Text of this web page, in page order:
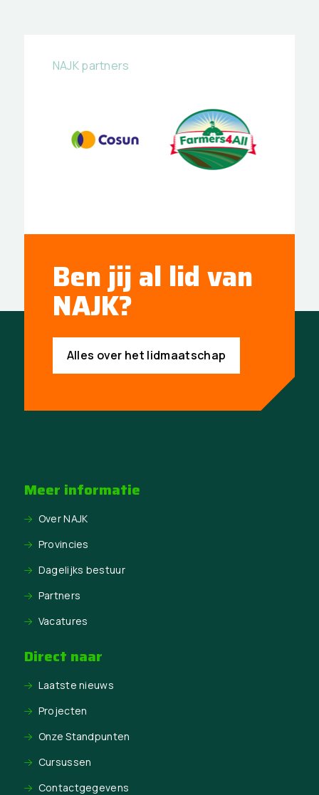
NAJK partners
Ben jij al lid van
NAJK?
Alles over het lidmaatschap
Meer informatie
Over NAJK
Provincies
Dagelijks bestuur
Partners
Vacatures
Direct naar
Laatste nieuws
Projecten
Onze Standpunten
Cursussen
Contactgegevens